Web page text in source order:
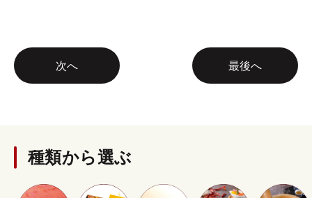
次へ 最後へ
種類から選ぶ